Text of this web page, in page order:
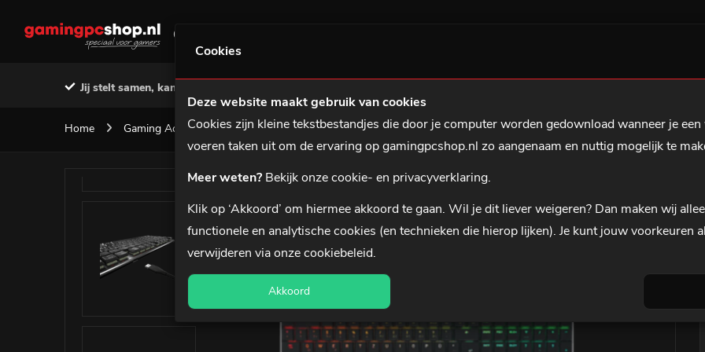
Cookies
Deze website maakt gebruik van cookies
Cookies zijn kleine tekstbestandjes die door je computer worden gedownload wanneer je
voeren taken uit om de ervaring op gamingpcshop.nl zo aangenaam en nuttig mogelijk te
Meer weten? Bekijk onze cookie- en privacyverklaring.
Klik op ‘Akkoord’ om hiermee akkoord te gaan. Wil je dit lieverweigeren? Dan maken wij
functionele en analytische cookies (en technieken die hierop lijken). Je kunt jouw voorkeuren
verwijderen via onzecookiebeleid.
Akkoord
GAMING PC'S
Jij stelt samen, kant-en-klaar geleverd
Home Gaming Accessoires Gaming Toetsenborden Cherry MX 10.0N MX Speed Qwerty US